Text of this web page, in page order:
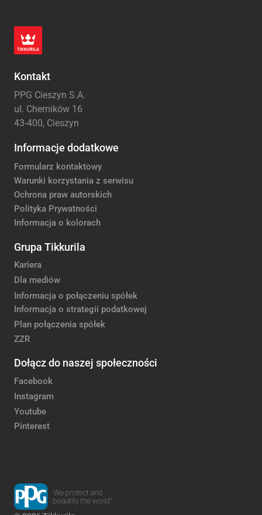
Kontakt
PPG Cieszyn S.A.
ul. Chemików 16
43-400, Cieszyn
Informacje dodatkowe
Formularz kontaktowy
Warunki korzystania z serwisu
Ochrona praw autorskich
Polityka Prywatności
Informacja o kolorach
Grupa Tikkurila
Kariera
Dla mediów
Informacja o połączeniu spółek
Informacja o strategii podatkowej
Plan połączenia spółek
ZZR
Dołącz do naszej społeczności
Facebook
Instagram
Youtube
Pinterest